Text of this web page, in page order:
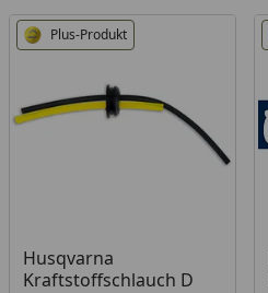
Plus-Produkt
Husqvarna
Kraftstoffschlauch D
Produkt am Lager